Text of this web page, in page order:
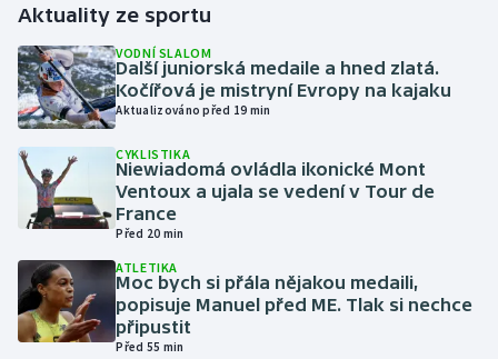
Gymnastika
Házená
Jezdectví
Judo
Krasobruslení
Lezení
Aktuality ze sportu
VODNÍ SLALOM
Další juniorská medaile a hned zlatá.
Kočířová je mistryní Evropy na kajaku
Aktualizováno před 19 min
CYKLISTIKA
Niewiadomá ovládla ikonické Mont
Ventoux a ujala se vedení v Tour de
France
Před 20 min
ATLETIKA
Moc bych si přála nějakou medaili,
popisuje Manuel před ME. Tlak si nechce
připustit
Před 55 min